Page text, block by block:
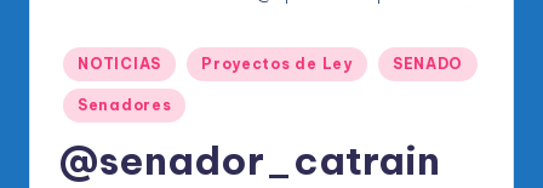
O
Publicado
en
NOTICIAS Proyectos de Ley SENADO
Senadores
@senador_catrain